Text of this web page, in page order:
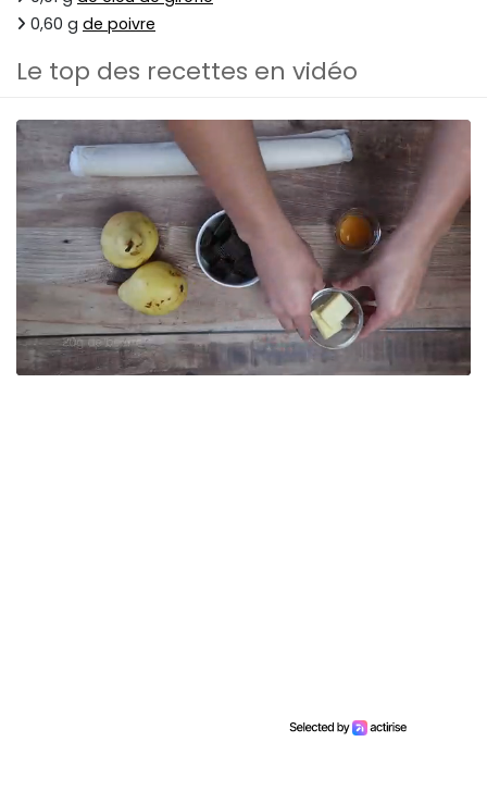
0,60 g de poivre
Le top des recettes en vidéo